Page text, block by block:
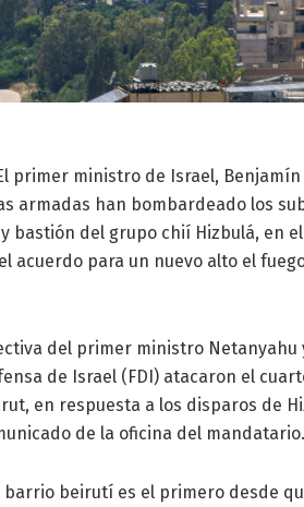
primer ministro de Israel,
armadas han bombardeado los
bastión del grupo chií Hizbulá, en
acuerdo para un nuevo alto el
del primer ministro Netanyahu
de Israel (FDI) atacaron el
en respuesta a los disparos de
de la oficina del mandatario.
barrio beirutí es el primero desde